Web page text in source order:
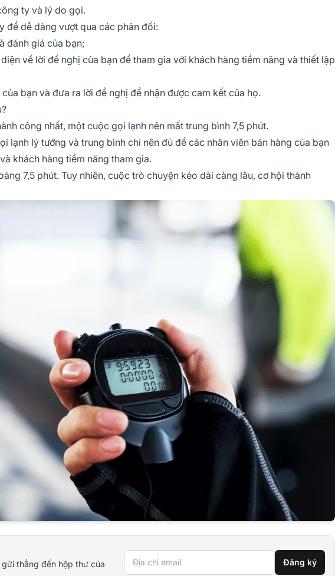
ty và lý do gọi.
để dễ dàng vượt qua các phản đối:
đánh giá của bạn;
về lời đề nghị của bạn để tham gia với khách hàng tiềm năng và thiết lập
bạn và đưa ra lời đề nghị để nhận được cam kết của họ.
công nhất, một cuộc gọi lạnh nên mất trung bình 7,5 phút.
lạnh lý tưởng và trung bình chỉ nên đủ để các nhân viên bán hàng của bạn
khách hàng tiềm năng tham gia.
7,5 phút. Tuy nhiên, cuộc trò chuyện kéo dài càng lâu, cơ hội thành
thẳng đến hộp thư của
Địa chỉ email Đăng ký